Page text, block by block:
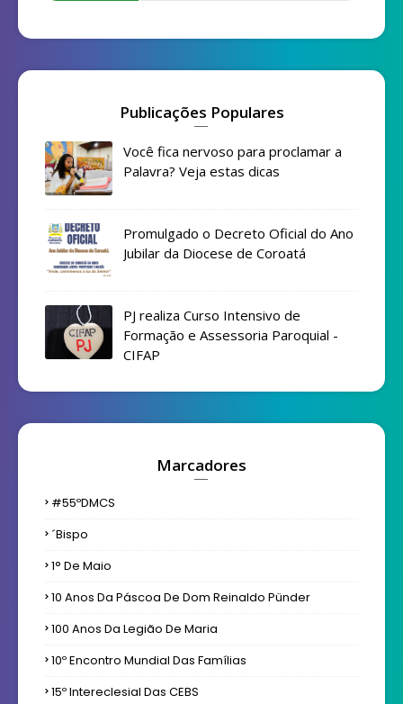
Publicações Populares
Você fica nervoso para proclamar a
Palavra? Veja estas dicas
Promulgado o Decreto Oficial do Ano
Jubilar da Diocese de Coroatá
PJ realiza Curso Intensivo de
Formação e Assessoria Paroquial -
CIFAP
Marcadores
#55ºDMCS
´bispo
1° De Maio
10 Anos Da Páscoa De Dom Reinaldo Pünder
100 Anos Da Legião De Maria
10º Encontro Mundial Das Famílias
15º Intereclesial Das CEBS